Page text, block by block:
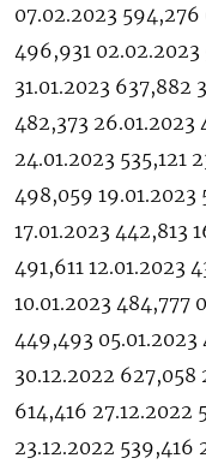
07.02.2023 594,276
496,931 02.02.2023
31.01.2023 637,882
482,373 26.01.2023
24.01.2023 535,121
498,059 19.01.2023
17.01.2023 442,813
491,611 12.01.2023
10.01.2023 484,777
449,493 05.01.2023
30.12.2022 627,058
614,416 27.12.2022
23.12.2022 539,416